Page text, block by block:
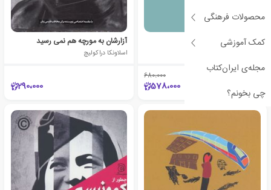
محصولات فرهنگی
کمک آموزشی
مجله‌ی ایران‌کتاب
چی بخونم؟
دیدار دوباره در کافه اروپا
680،000
578،000
آزارشان به مورچه هم نمی رسید
اسلاونکا دراکولیچ
290،000